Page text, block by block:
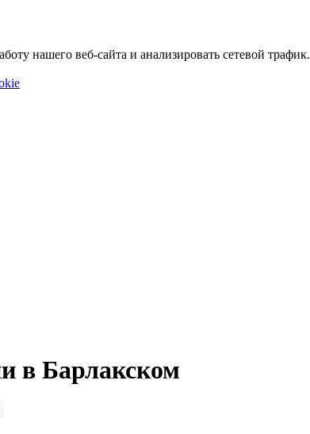
нашего веб-сайта и анализировать сетевой трафик.
в Барлакском